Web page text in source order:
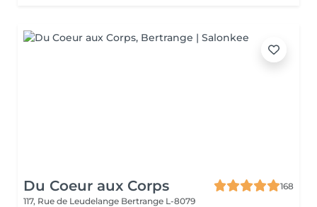
Du Coeur aux Corps
168
117, Rue de Leudelange Bertrange L-8079